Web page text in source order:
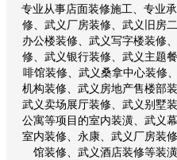
专业从事店面装修施工、专业
修、武义厂房装修、武义旧房
办公楼装修、武义写字楼装修
修、武义银行装修、武义主题
啡馆装修、武义桑拿中心装修
机构装修、武义房地产售楼部
武义卖场展厅装修、武义别墅
公寓等项目的室内装潢、武义
室内装修、永康、武义厂房装
馆装修、武义酒店装修等装